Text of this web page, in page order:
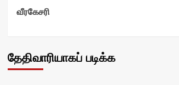
வீரகேசரி
தேதிவாரியாகப் படிக்க